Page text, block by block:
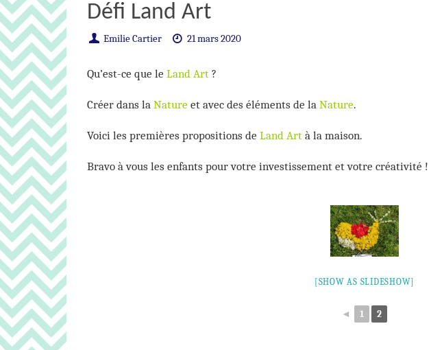
Défi Land Art
Emilie Cartier 21 mars 2020
Qu’est-ce que le Land Art ?
Créer dans la Nature et avec des éléments de la Nature.
Voici les premières propositions de Land Art à la maison.
Bravo à vous les enfants pour votre investissement et votre créativité !
[SHOW AS SLIDESHOW]
◄ 1 2